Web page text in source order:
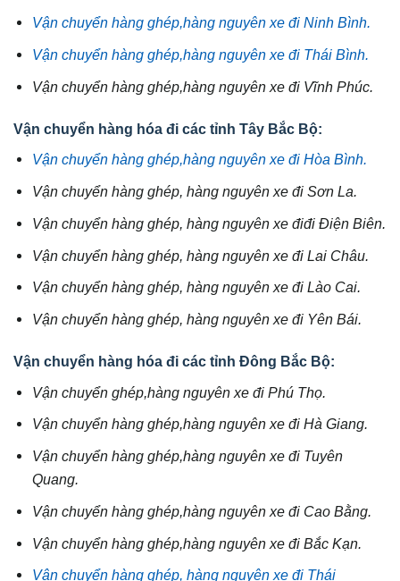
Vận chuyển hàng ghép,hàng nguyên xe đi Ninh Bình.
Vận chuyển hàng ghép,hàng nguyên xe đi Thái Bình.
Vận chuyển hàng ghép,hàng nguyên xe đi Vĩnh Phúc.
Vận chuyển hàng hóa đi các tỉnh Tây Bắc Bộ:
Vận chuyển hàng ghép,hàng nguyên xe đi Hòa Bình.
Vận chuyển hàng ghép, hàng nguyên xe đi Sơn La.
Vận chuyển hàng ghép, hàng nguyên xe điđi Điện Biên.
Vận chuyển hàng ghép, hàng nguyên xe đi Lai Châu.
Vận chuyển hàng ghép, hàng nguyên xe đi Lào Cai.
Vận chuyển hàng ghép, hàng nguyên xe đi Yên Bái.
Vận chuyển hàng hóa đi các tỉnh Đông Bắc Bộ:
Vận chuyển ghép,hàng nguyên xe đi Phú Thọ.
Vận chuyển hàng ghép,hàng nguyên xe đi Hà Giang.
Vận chuyển hàng ghép,hàng nguyên xe đi Tuyên
Quang.
Vận chuyển hàng ghép,hàng nguyên xe đi Cao Bằng.
Vận chuyển hàng ghép,hàng nguyên xe đi Bắc Kạn.
Vận chuyển hàng ghép, hàng nguyên xe đi Thái